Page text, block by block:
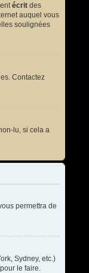
écrit des
auquel vous
soulignées
Contactez
lu, si cela a
permettra de
Sydney, etc.)
le faire.